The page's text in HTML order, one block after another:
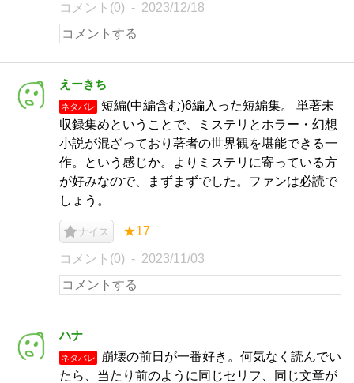
コメント(0) 2023/12/18
えーきち
ネタバレ
短編(中編含む)6編入った短編集。 単著未
収録集めということで、ミステリとホラー・幻想
小説が混ざっており著者の世界観を堪能できる一
作。という感じか。よりミステリに寄っている方
が好みなので、まずまずでした。ファンは必読で
しょう。
ナイス ★17
コメント(0) 2023/11/03
ハナ
ネタバレ
崩壊の前日が一番好き。何気なく読んでい
たら、当たり前のように同じセリフ、同じ文章が